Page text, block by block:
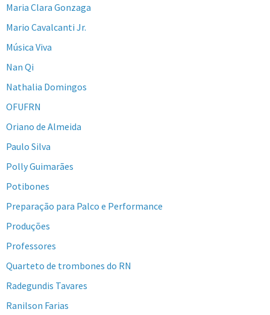
Maria Clara Gonzaga
Mario Cavalcanti Jr.
Música Viva
Nan Qi
Nathalia Domingos
OFUFRN
Oriano de Almeida
Paulo Silva
Polly Guimarães
Potibones
Preparação para Palco e Performance
Produções
Professores
Quarteto de trombones do RN
Radegundis Tavares
Ranilson Farias